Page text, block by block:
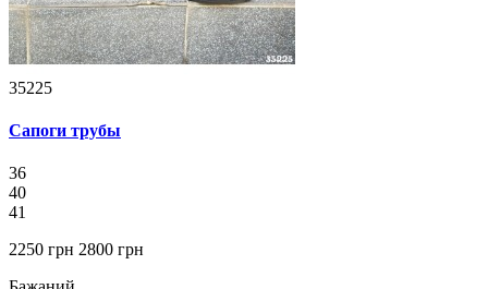
35225
Сапоги трубы
36
40
41
2250 грн 2800 грн